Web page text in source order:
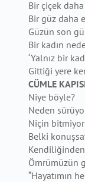
Bir çiçek
Bir güz daha
Güzün son
Bir kadın
‘Yalnız bir
Gittiği yere
CÜMLE
Niye böyle?
Neden
Niçin bitmiyor
Belki
Ömrümüzün
“Hayatımın